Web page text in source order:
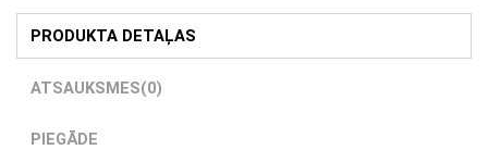
PRODUKTA DETAĻAS
ATSAUKSMES(0)
PIEGĀDE